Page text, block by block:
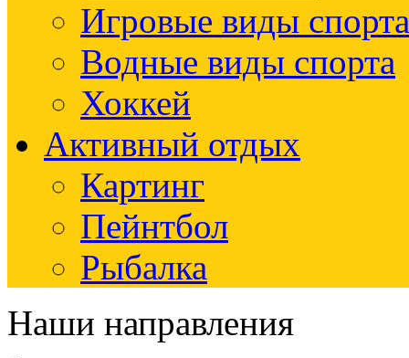
Игровые виды спорта
Водные виды спорта
Хоккей
Активный отдых
Картинг
Пейнтбол
Рыбалка
Наши направления